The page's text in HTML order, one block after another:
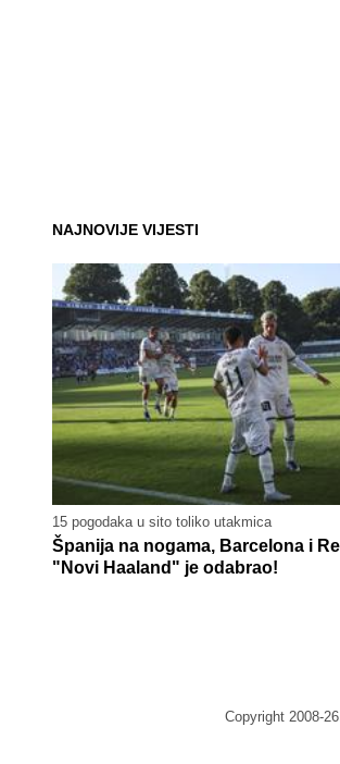
NAJNOVIJE VIJESTI
15 pogodaka u sito toliko utakmica
Španija na nogama, Barcelona i
"Novi Haaland" je odabrao!
Copyright 2008-